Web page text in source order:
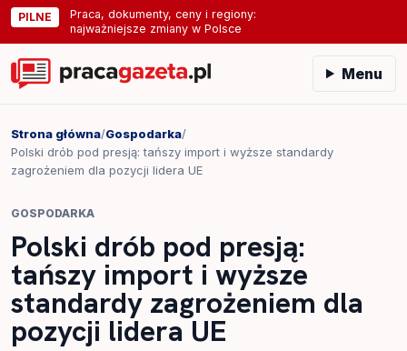
PILNE
Praca, dokumenty, ceny i regiony:
najważniejsze zmiany w Polsce
Menu
Strona główna/Gospodarka/
Polski drób pod presją: tańszy import i wyższe standardy
zagrożeniem dla pozycji lidera UE
GOSPODARKA
Polski drób pod presją:
tańszy import i wyższe
standardy zagrożeniem dla
pozycji lidera UE